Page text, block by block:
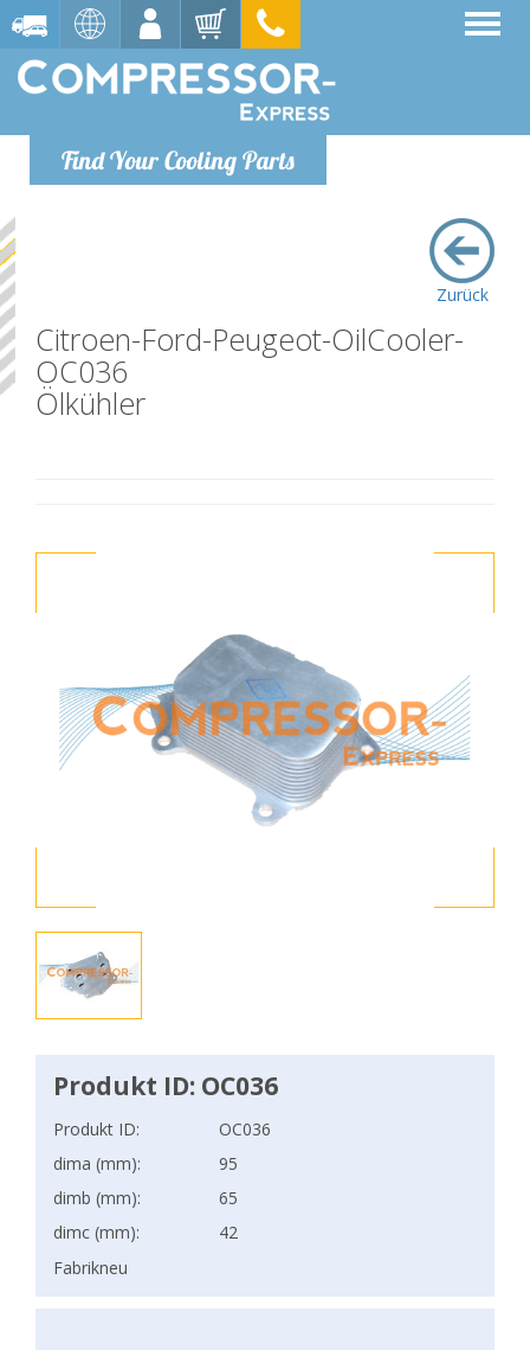
Find Your Cooling Parts
Zurück
Citroen-Ford-Peugeot-OilCooler-
OC036
Ölkühler
Produkt ID: OC036
Produkt ID:
OC036
dima (mm):
95
dimb (mm):
65
dimc (mm):
42
Fabrikneu